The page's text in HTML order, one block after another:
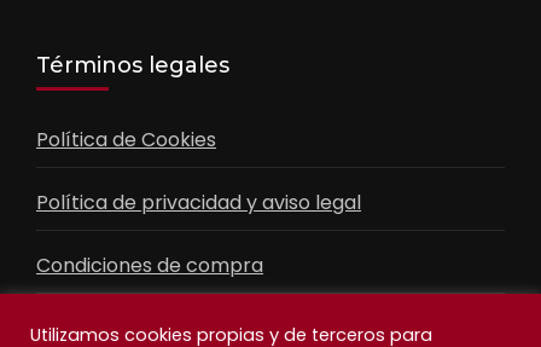
Términos legales
Política de Cookies
Política de privacidad y aviso legal
Condiciones de compra
Contacto
Utilizamos cookies propias y de terceros para